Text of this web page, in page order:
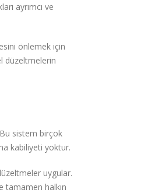
ayrımcı ve
önlemek için
düzeltmelerin
sistem birçok
kabiliyeti yoktur.
uygular.
tamamen halkın